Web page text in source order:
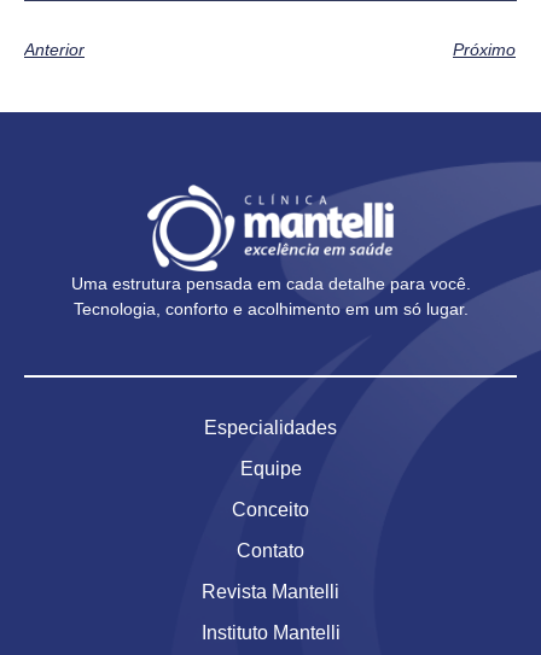
Anterior Próximo
Uma estrutura pensada em cada detalhe para você.
Tecnologia, conforto e acolhimento em um só lugar.
Especialidades
Equipe
Conceito
Contato
Revista Mantelli
Instituto Mantelli